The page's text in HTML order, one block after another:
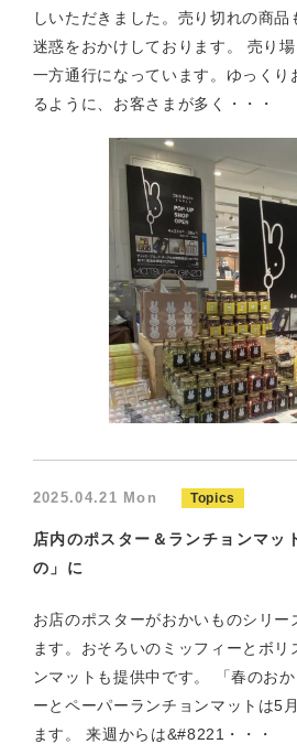
しいただきました。売り切れの商
迷惑をおかけしております。 売り
一方通行になっています。ゆっくり
るように、お客さまが多く・・・
2025.04.21 Mon Topics
店内のポスター＆ランチョンマッ
の」に
お店のポスターがおかいものシリー
ます。おそろいのミッフィーとボリ
ンマットも提供中です。 「春のお
ーとペーパーランチョンマットは5
ます。 来週からは&#8221・・・